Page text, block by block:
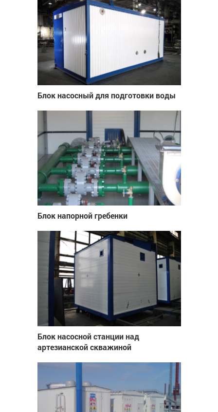
Блок насосный для подготовки воды
Блок напорной гребенки
Блок насосной станции над
артезианской скважиной